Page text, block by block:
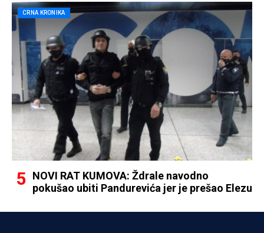
CRNA KRONIKA
NOVI RAT KUMOVA: Ždrale navodno
pokušao ubiti Pandurevića jer je prešao Elezu